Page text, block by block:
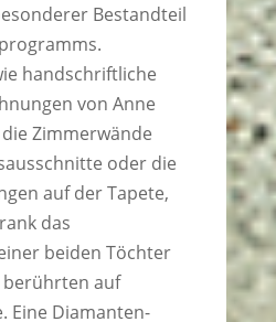
Bestandteil
handschriftliche
von Anne
Zimmerwände
oder die
auf der Tapete,
das
beiden Töchter
auf
Eine Diamanten-